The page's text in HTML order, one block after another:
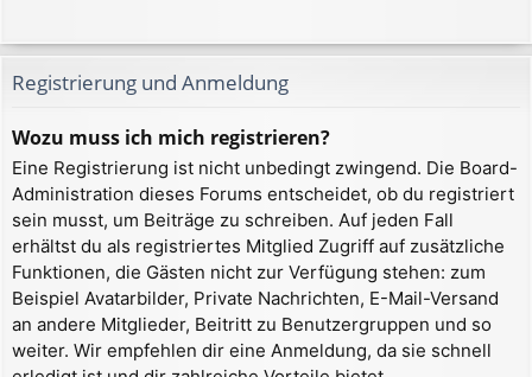
Registrierung und Anmeldung
Wozu muss ich mich registrieren?
Eine Registrierung ist nicht unbedingt zwingend. Die Board-
Administration dieses Forums entscheidet, ob du registriert
sein musst, um Beiträge zu schreiben. Auf jeden Fall
erhältst du als registriertes Mitglied Zugriff auf zusätzliche
Funktionen, die Gästen nicht zur Verfügung stehen: zum
Beispiel Avatarbilder, Private Nachrichten, E-Mail-Versand
an andere Mitglieder, Beitritt zu Benutzergruppen und so
weiter. Wir empfehlen dir eine Anmeldung, da sie schnell